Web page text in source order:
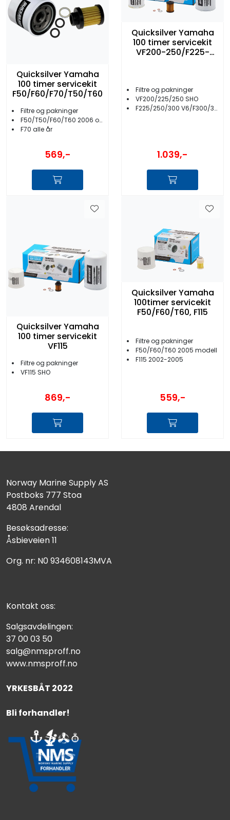
Quicksilver Yamaha
100 timer servicekit
F50/F60/F70/T50/T60
Filtre og pakninger
F50/T50/F60/T60 2006 og nyere
F70 alle år
569,-
Quicksilver Yamaha
100 timer servicekit
VF200-250/F225-
Filtre og pakninger
VF200/225/250 SHO
F225/250/300 V6/F300/350 V8 / XTO425
1.039,-
Quicksilver Yamaha
100 timer servicekit
VF115
Filtre og pakninger
VF115 SHO
869,-
Quicksilver Yamaha
100timer servicekit
F50/F60/T60, F115
Filtre og pakninger
F50/F60/T60 2005 modell
F115 2002-2005
559,-
Norway Marine Supply AS
Postboks 777 Stoa
4808 Arendal
Besøksadresse:
Åsbieveien 11
Org. nr: N0 934608143MVA
Kontakt oss:
Salgsavdelingen:
37 00 03 50
salg@nmsproff.no
www.nmsproff.no
YRKESBÅT 2022
Bli forhandler!